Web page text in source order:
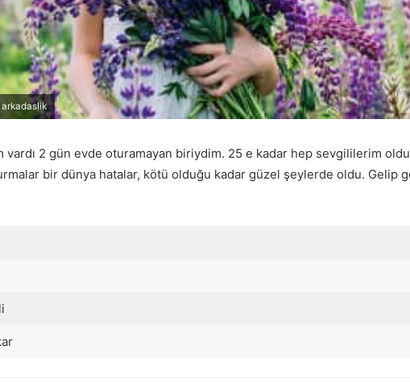
vardı 2 gün evde oturamayan biriydim. 25 e kadar hep sevgililerim
bir dünya hatalar, kötü olduğu kadar güzel şeylerde oldu. Gelip